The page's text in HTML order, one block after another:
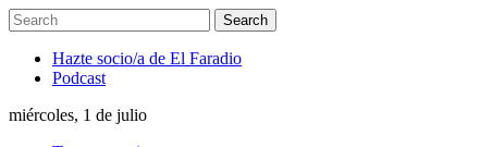
Hazte socio/a de El Faradio
Podcast
miércoles, 1 de julio